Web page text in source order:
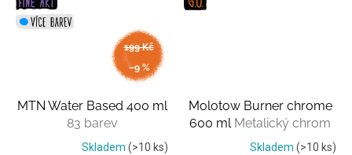
199 Kč
–9 %
MTN Water Based 400 ml
83 barev
Skladem (>10 ks)
Molotow Burner chrome
600 ml Metalický chrom
Skladem (>10 ks)